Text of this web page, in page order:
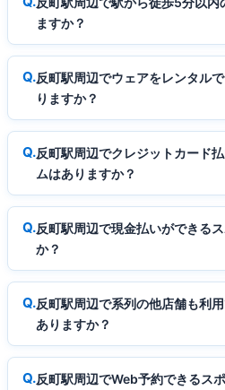
ますか？
反町駅周辺でウェアをレンタル
りますか？
反町駅周辺でクレジットカード
ムはありますか？
反町駅周辺で現金払いができる
か？
反町駅周辺で系列の他店舗も利
ありますか？
反町駅周辺でWeb予約できるス